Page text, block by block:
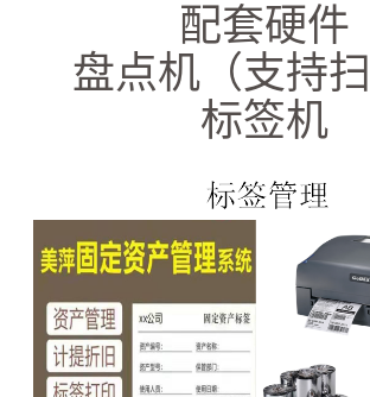
配套硬件
盘点机（支持扫
标签机